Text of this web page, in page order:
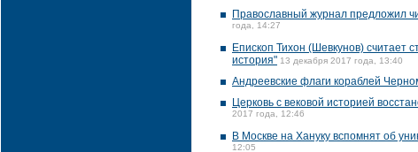
Православный журнал предложил
года, 14:27
Епископ Тихон (Шевкунов) считает
история" 13 декабря 2017 года, 13:40
Андреевские флаги кораблей
Церковь с вековой историей
2017 года, 12:46
В Москве на Хануку вспомнят об
12:05